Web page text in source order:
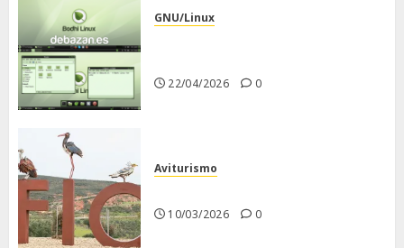
GNU/Linux
22/04/2026 0
Aviturismo
10/03/2026 0